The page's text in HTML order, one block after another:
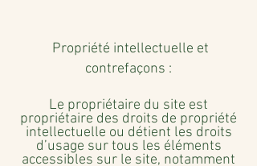
Propriété intellectuelle et
contrefaçons :
Le propriétaire du site est
propriétaire des droits de propriété
intellectuelle ou détient les droits
d’usage sur tous les éléments
accessibles sur le site, notamment